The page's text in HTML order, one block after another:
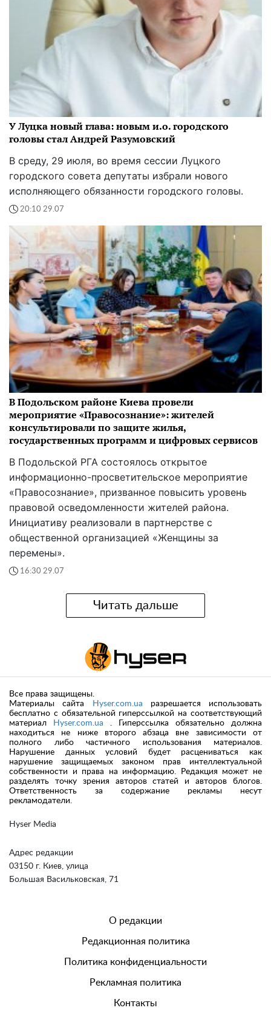
У Луцка новый глава: новым и.о. городского
головы стал Андрей Разумовский
В среду, 29 июля, во время сессии Луцкого
городского совета депутаты избрали нового
исполняющего обязанности городского головы.
20:10 29.07
В Подольском районе Киева провели
мероприятие «Правосознание»: жителей
консультировали по защите жилья,
государственных программ и цифровых сервисов
В Подольской РГА состоялось открытое
информационно-просветительское мероприятие
«Правосознание», призванное повысить уровень
правовой осведомленности жителей района.
Инициативу реализовали в партнерстве с
общественной организацией «Женщины за
перемены».
16:30 29.07
Читать дальше
Hyser Media
Адрес редакции
03150 г. Киев, улица
Большая Васильковская, 71
Все права защищены.
Материалы сайта
Hyser.com.ua разрешается использовать
бесплатно с обязательной гиперссылкой на соответствующий
материал
Hyser.com.ua . Гиперссылка обязательно должна
находиться не ниже второго абзаца вне зависимости от
полного либо частичного использования материалов.
Нарушение данных условий будет расцениваться как
нарушение защищаемых законом прав интеллектуальной
собственности и права на информацию. Редакция может не
разделять точку зрения авторов статей и авторов блогов.
Ответственность за содержание рекламы несут
рекламодатели.
О редакции
Редакционная политика
Политика конфиденциальности
Рекламная политика
Контакты